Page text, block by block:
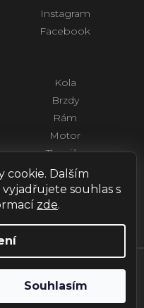
cookie. Dalším
souhlas s
zde.
Souhlasím
Instagram
Facebook
Kola
Brzdy
Rám
Motor
Tlumiče
Řídítka a ovládaní